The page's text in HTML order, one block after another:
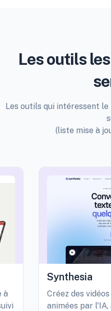
Les outils
Les outils qui intéressent
(liste mise à
à
Synthesia
Créez des
animées par